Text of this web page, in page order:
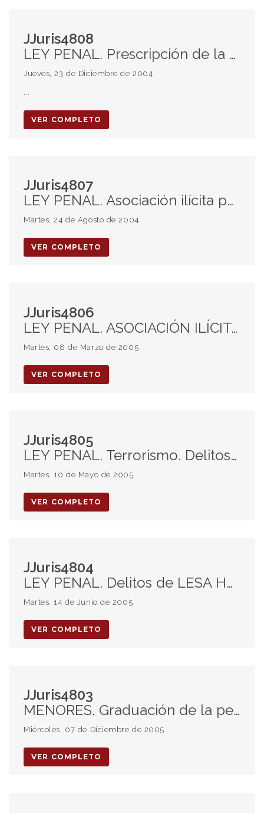
JJuris4808
LEY PENAL. Prescripción de la acción. Derechos humanos y Derecho interno. Las decisiones de la CIDH y su cumplimiento obligatorio.
Jueves, 23 de Diciembre de 2004
VER COMPLETO
JJuris4807
LEY PENAL. Asociación ilícita para cometer delitos con fines políticos o raciales. Imprescriptibilidad de los crímenes de LESA HUMANIDAD. Derecho consuetudinario Internacional y Principio de legalidad.
Martes, 24 de Agosto de 2004
VER COMPLETO
JJuris4806
LEY PENAL. ASOCIACIÓN ILÍCITA: delitos cometidos por otros miembros de la agrupación. Art. 280 CPCCN. Disidencias: imprecisión de la imputación respecto de la participación en el homicidio.
Martes, 08 de Marzo de 2005
VER COMPLETO
JJuris4805
LEY PENAL. Terrorismo. Delitos de LESA HUMANIDAD. Prescripción de la acción penal en el Derecho interno. Derechos Humanos y Derecho Internacional.
Martes, 10 de Mayo de 2005
VER COMPLETO
JJuris4804
LEY PENAL. Delitos de LESA HUMANIDAD. Imprescriptibilidad. PUNTO FINAL y OBEDIENCIA DEBIDA: Inconstitucionalidad. Validez de la ley 25.779.
Martes, 14 de Junio de 2005
VER COMPLETO
JJuris4803
MENORES. Graduación de la pena. Prisión perpetua. Derechos del niño. Doctrina de la Peligrosidad.
Miércoles, 07 de Diciembre de 2005
VER COMPLETO